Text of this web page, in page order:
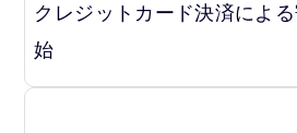
クレジットカード決済によ
始